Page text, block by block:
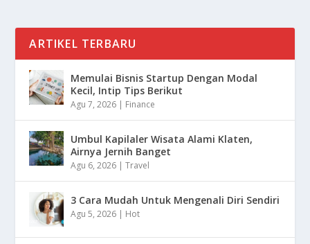
ARTIKEL TERBARU
Memulai Bisnis Startup Dengan Modal
Kecil, Intip Tips Berikut
Agu 7, 2026 | Finance
Umbul Kapilaler Wisata Alami Klaten,
Airnya Jernih Banget
Agu 6, 2026 |Travel
3 Cara Mudah Untuk Mengenali Diri Sendiri
Agu 5, 2026 | Hot